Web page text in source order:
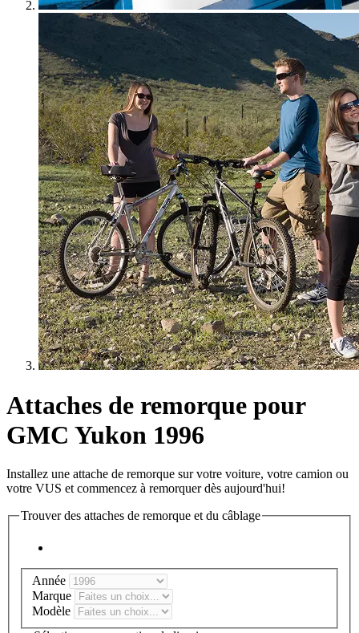
Attaches de remorque pour
GMC Yukon 1996
Installez une attache de remorque sur votre voiture, votre camion ou
votre VUS et commencez à remorquer dès aujourd'hui!
Trouver des attaches de remorque et du câblage
Année
Marque
Modèle